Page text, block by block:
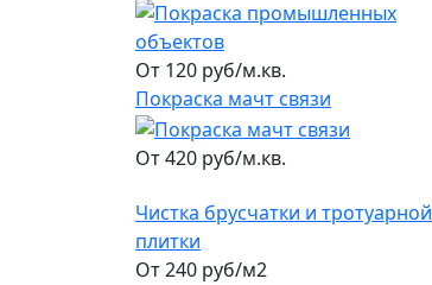
От 120 руб/м.кв.
Покраска мачт связи
От 420 руб/м.кв.
Чистка брусчатки и тротуарной
плитки
От 240 руб/м2